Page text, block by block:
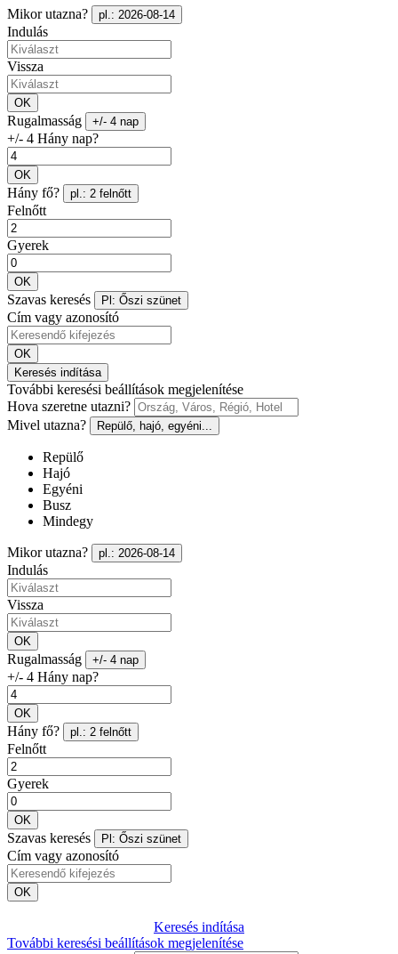
Mikor utazna? pl.: 2026-08-14
Indulás
Vissza
OK
Rugalmasság +/- 4 nap
+/- 4 Hány nap?
OK
Hány fő? pl.: 2 felnőtt
Felnőtt
Gyerek
OK
Szavas keresés Pl: Őszi szünet
Cím vagy azonosító
OK
Keresés indítása
További keresési beállítások megjelenítése
Hova szeretne utazni?
Mivel utazna?
Repülő, hajó, egyéni...
Repülő
Hajó
Egyéni
Busz
Mindegy
Mikor utazna? pl.: 2026-08-14
Indulás
Vissza
OK
Rugalmasság +/- 4 nap
+/- 4 Hány nap?
OK
Hány fő? pl.: 2 felnőtt
Felnőtt
Gyerek
OK
Szavas keresés Pl: Őszi szünet
Cím vagy azonosító
OK
Keresés indítása
További keresési beállítások megjelenítése